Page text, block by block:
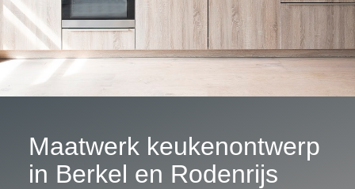
Maatwerk keukenontwerp
in Berkel en Rodenrijs